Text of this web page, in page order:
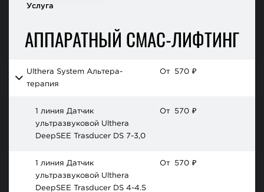
Услуга
АППАРАТНЫЙ СМАС-ЛИФТИНГ
Ulthera System Альтера-
терапия
От 570 ₽
1 линия Датчик
ультразвуковой Ulthera
DeepSEE Trasducer DS 7-3,0
От 570 ₽
1 линия Датчик
ультразвуковой Ulthera
DeepSEE Trasducer DS 4-4.5
От 570 ₽